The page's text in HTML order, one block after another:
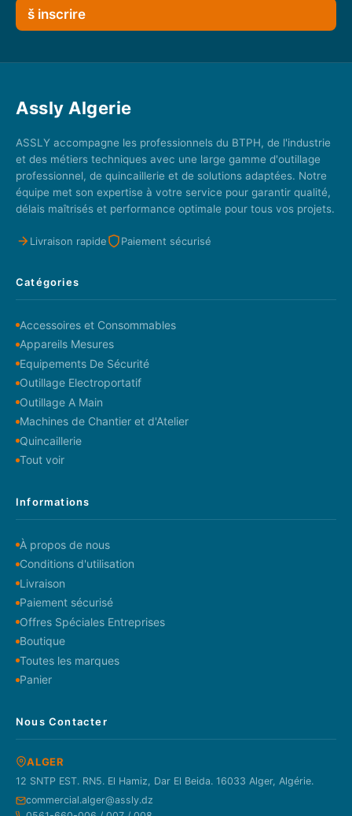
š inscrire
Assly Algerie
ASSLY accompagne les professionnels du BTPH, de l'industrie
et des métiers techniques avec une large gamme d'outillage
professionnel, de quincaillerie et de solutions adaptées. Notre
équipe met son expertise à votre service pour garantir qualité,
délais maîtrisés et performance optimale pour tous vos projets.
Livraison rapide Paiement sécurisé
Catégories
Accessoires et Consommables
Appareils Mesures
Equipements De Sécurité
Outillage Electroportatif
Outillage A Main
Machines de Chantier et d'Atelier
Quincaillerie
Tout voir
Informations
À propos de nous
Conditions d'utilisation
Livraison
Paiement sécurisé
Offres Spéciales Entreprises
Boutique
Toutes les marques
Panier
Nous Contacter
ALGER
12 SNTP EST. RN5. El Hamiz, Dar El Beida. 16033 Alger, Algérie.
commercial.alger@assly.dz